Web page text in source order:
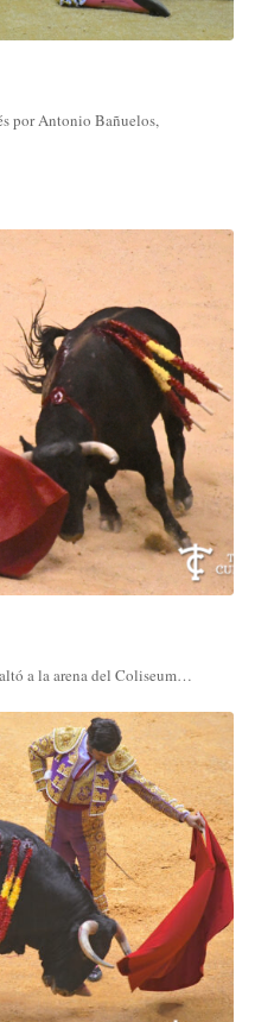
por Antonio Bañuelos,
a la arena del Coliseum…